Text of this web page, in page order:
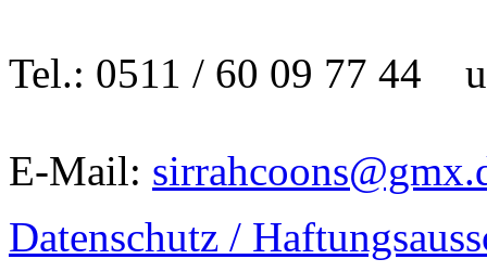
Tel.: 0511 / 60 09 77 44
E-Mail:
Datenschutz /